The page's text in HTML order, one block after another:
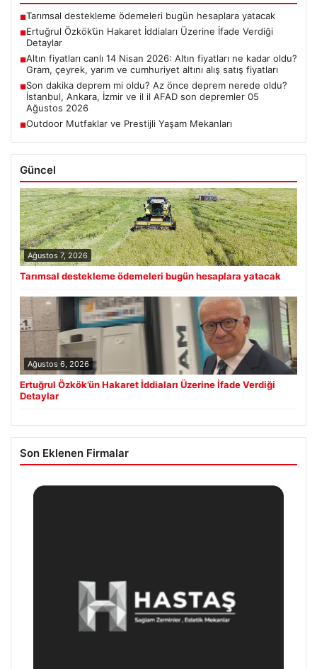
■Tarımsal destekleme ödemeleri bugün hesaplara yatacak
■Ertuğrul Özkök’ün Hakaret İddiaları Üzerine İfade Verdiği
Detaylar
■Altın fiyatları canlı 14 Nisan 2026: Altın fiyatları ne kadar oldu?
Gram, çeyrek, yarım ve cumhuriyet altını alış satış fiyatları
■Son dakika deprem mi oldu? Az önce deprem nerede oldu?
İstanbul, Ankara, İzmir ve il il AFAD son depremler 05
Ağustos 2026
■Outdoor Mutfaklar ve Prestijli Yaşam Mekanları
Güncel
Ağustos 7, 2026
Tarımsal destekleme ödemeleri bugün hesaplara yatacak
Ağustos 6, 2026
Ertuğrul Özkök’ün Hakaret İddiaları Üzerine İfade Verdiği
Detaylar
Son Eklenen Firmalar